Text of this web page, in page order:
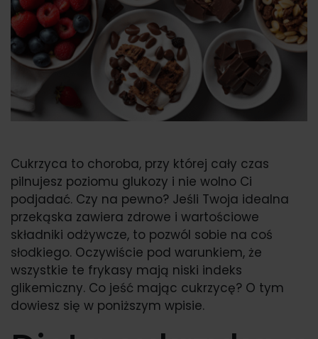
Cukrzyca to choroba, przy której cały czas
pilnujesz poziomu glukozy i nie wolno Ci
podjadać. Czy na pewno? Jeśli Twoja idealna
przekąska zawiera zdrowe i wartościowe
składniki odżywcze, to pozwól sobie na coś
słodkiego. Oczywiście pod warunkiem, że
wszystkie te frykasy mają niski indeks
glikemiczny. Co jeść mając cukrzycę? O tym
dowiesz się w poniższym wpisie.